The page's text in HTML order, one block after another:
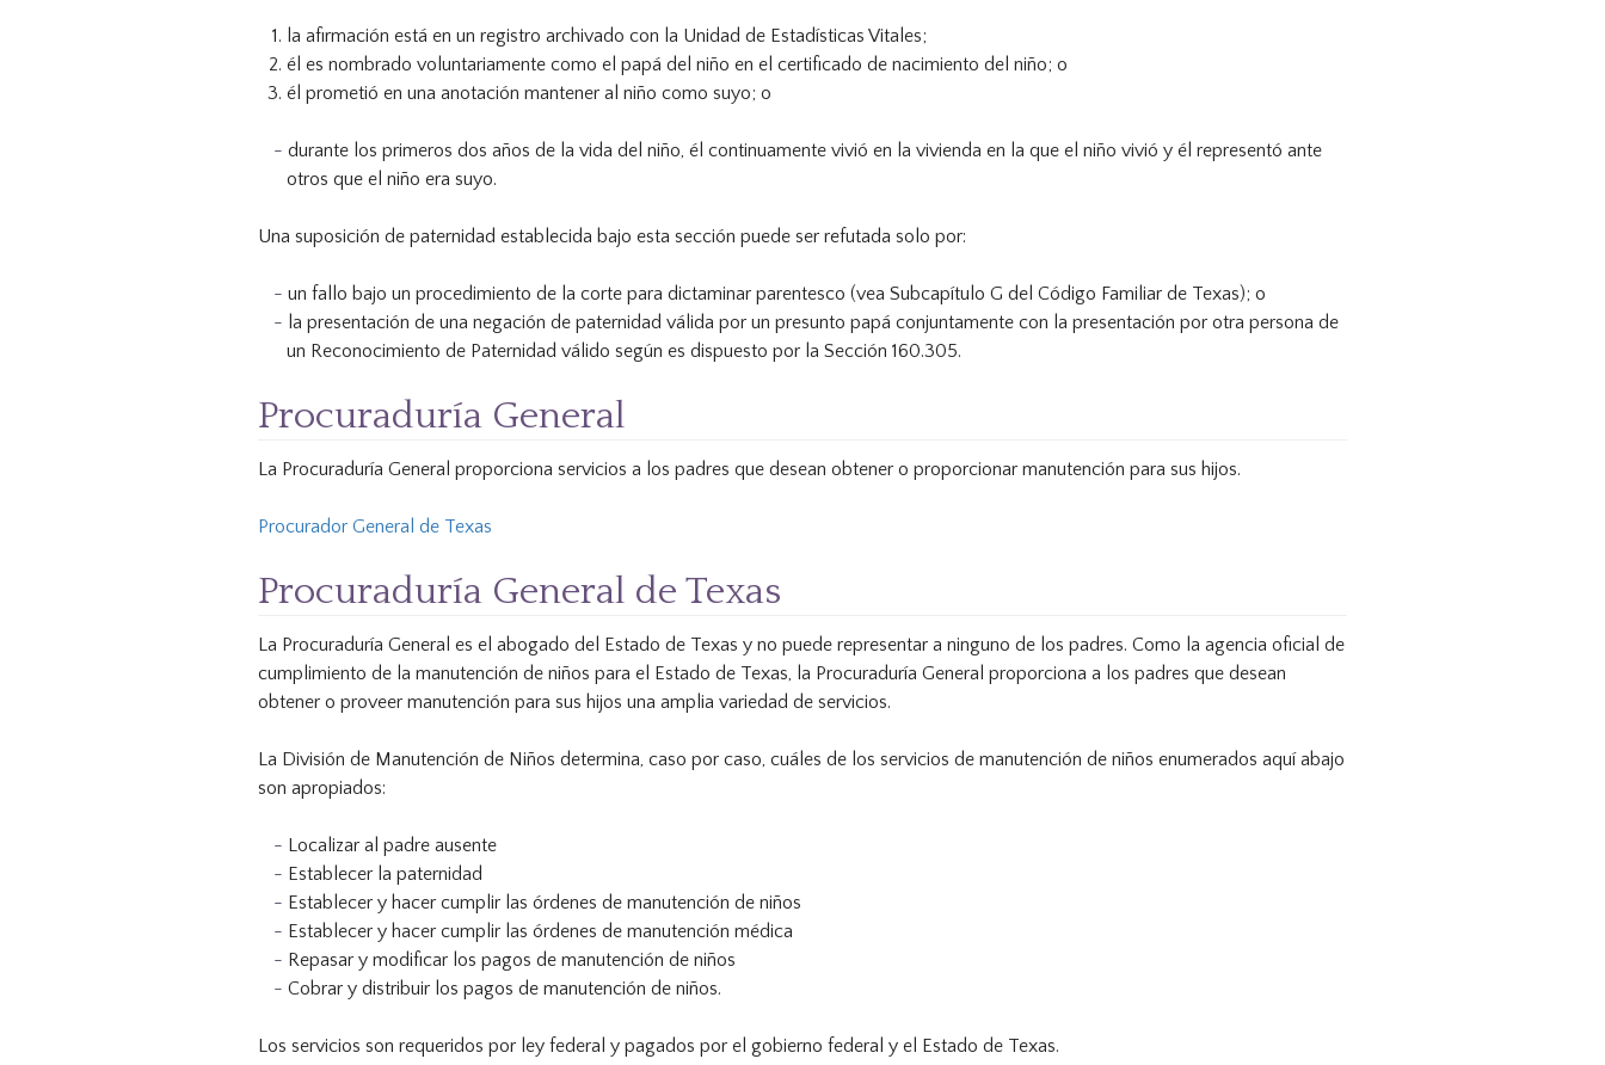
la afirmación está en un registro archivado con la Unidad de Estadísticas Vitales;
él es nombrado voluntariamente como el papá del niño en el certificado de nacimiento del niño; o
él prometió en una anotación mantener al niño como suyo; o
durante los primeros dos años de la vida del niño, él continuamente vivió en la vivienda en la que el niño vivió y él representó ante
otros que el niño era suyo.
Una suposición de paternidad establecida bajo esta sección puede ser refutada solo por:
un fallo bajo un procedimiento de la corte para dictaminar parentesco (vea Subcapítulo G del Código Familiar de Texas); o
la presentación de una negación de paternidad válida por un presunto papá conjuntamente con la presentación por otra persona de
un Reconocimiento de Paternidad válido según es dispuesto por la Sección 160.305.
Procuraduría General
La Procuraduría General proporciona servicios a los padres que desean obtener o proporcionar manutención para sus hijos.
Procurador General de Texas
Procuraduría General de Texas
La Procuraduría General es el abogado del Estado de Texas y no puede representar a ninguno de los padres. Como la agencia oficial de
cumplimiento de la manutención de niños para el Estado de Texas, la Procuraduría General proporciona a los padres que desean
obtener o proveer manutención para sus hijos una amplia variedad de servicios.
La División de Manutención de Niños determina, caso por caso, cuáles de los servicios de manutención de niños enumerados aquí abajo
son apropiados:
Localizar al padre ausente
Establecer la paternidad
Establecer y hacer cumplir las órdenes de manutención de niños
Establecer y hacer cumplir las órdenes de manutención médica
Repasar y modificar los pagos de manutención de niños
Cobrar y distribuir los pagos de manutención de niños.
Los servicios son requeridos por ley federal y pagados por el gobierno federal y el Estado de Texas.